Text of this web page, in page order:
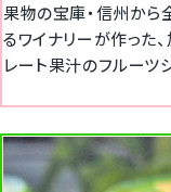
果物の宝庫・信州から
るワイナリーが作った
レート果汁のフルーツ